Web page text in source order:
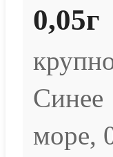
0,05г
Синее
море,